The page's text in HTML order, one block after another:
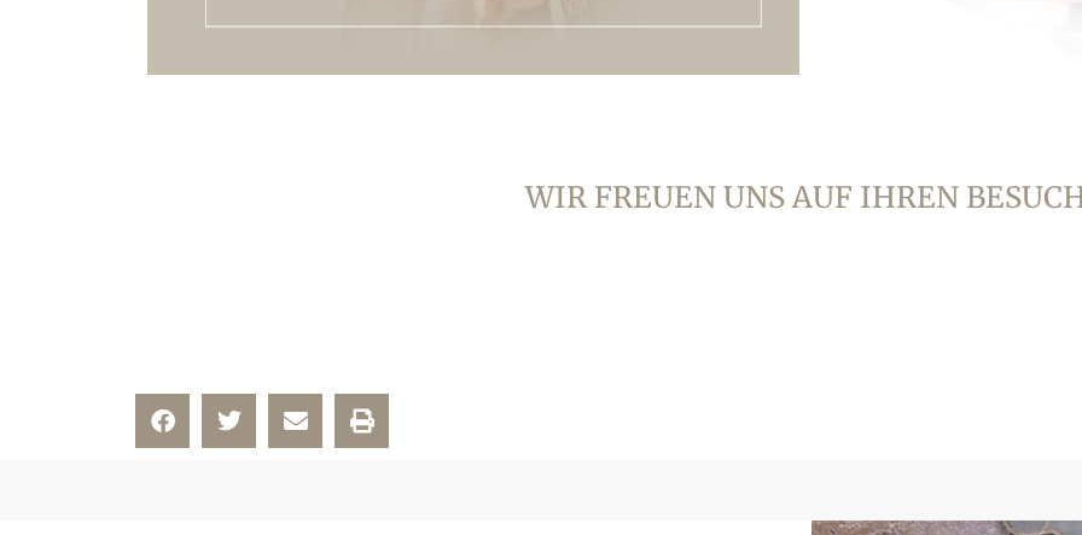
WIR FREUEN UNS AUF IHREN